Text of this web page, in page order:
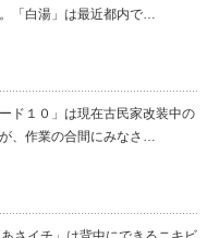
「白湯」は最近都内で…
ド１０」は現在古民家改装中の
、作業の合間にみなさ…